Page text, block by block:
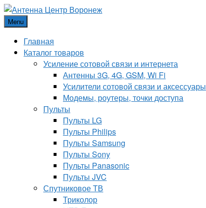
Menu
Главная
Каталог товаров
Усиление сотовой связи и интернета
Антенны 3G, 4G, GSM, Wi Fi
Усилители сотовой связи и аксессуары
Модемы, роутеры, точки доступа
Пульты
Пульты LG
Пульты Philips
Пульты Samsung
Пульты Sony
Пульты Panasonic
Пульты JVC
Спутниковое ТВ
Триколор